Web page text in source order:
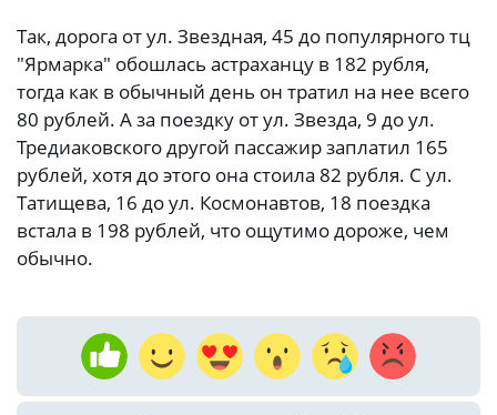
Так, дорога от ул. Звездная, 45 до популярного тц
"Ярмарка" обошлась астраханцу в 182 рубля,
тогда как в обычный день он тратил на нее всего
80 рублей. А за поездку от ул. Звезда, 9 до ул.
Тредиаковского другой пассажир заплатил 165
рублей, хотя до этого она стоила 82 рубля. С ул.
Татищева, 16 до ул. Космонавтов, 18 поездка
встала в 198 рублей, что ощутимо дороже, чем
обычно.